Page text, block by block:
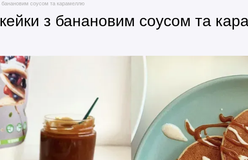
банановим соусом та карамеллю
з банановим соусом та